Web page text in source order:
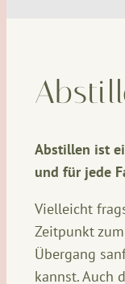
Abstillen ist
und für jede
Vielleicht
Zeitpunkt
Übergang
kannst. Auch